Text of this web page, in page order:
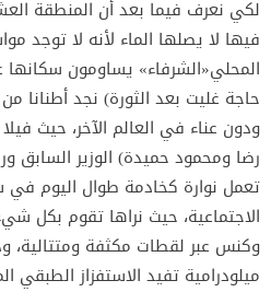
لكي نعرف فيما بعد أن المنطقة
فيها لا يصلها الماء لأنه لا توجد
المحلي«الشرفاء» يساومون سكانها
حاجة غليت بعد الثورة) نجد أطنانا
ودون عناء في العالم الآخر، حيث
رضا ومحمود حميدة) الوزير السابق
تعمل نوارة كخادمة طوال اليوم في
الاجتماعية، حيث نراها تقوم بكل
وكنس عبر لقطات مكثفة ومتتالية،
ميلودرامية تفيد الاستفزاز الطبقي